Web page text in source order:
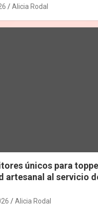
Alicia Rodal
únicos para
artesanal al servicio
Alicia Rodal